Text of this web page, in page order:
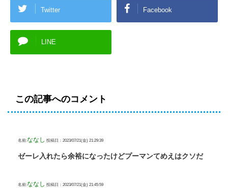
Twitter Facebook
LINE
この記事へのコメント
名前:ななし 投稿日：2023/07/21(金) 21:29:39
ゼーレ入れたら余裕になったけどプーマンてめえはクソだ
名前:ななし 投稿日：2023/07/21(金) 21:45:59